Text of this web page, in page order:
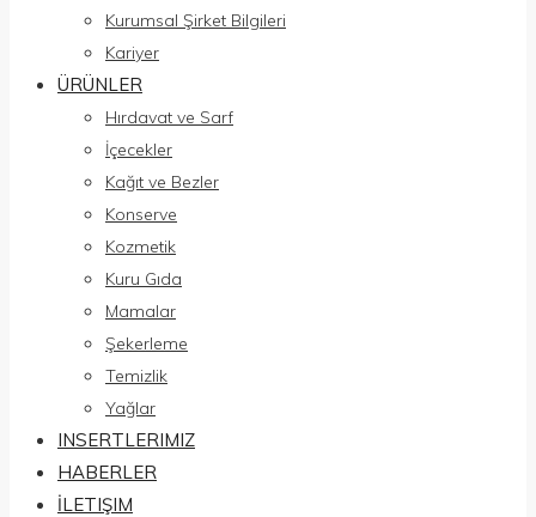
Kurumsal Şirket Bilgileri
Kariyer
ÜRÜNLER
Hırdavat ve Sarf
İçecekler
Kağıt ve Bezler
Konserve
Kozmetik
Kuru Gıda
Mamalar
Şekerleme
Temizlik
Yağlar
INSERTLERIMIZ
HABERLER
İLETIŞIM